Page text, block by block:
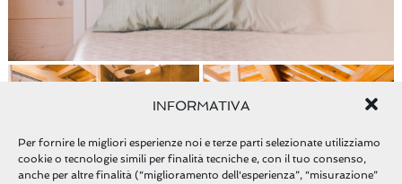
INFORMATIVA
Per fornire le migliori esperienze noi e terze parti selezionate utilizziamo
cookie o tecnologie simili per finalità tecniche e, con il tuo consenso,
anche per altre finalità (“miglioramento dell'esperienza”, “misurazione”